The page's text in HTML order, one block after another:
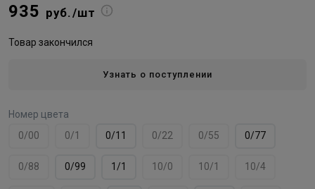
935 руб./шт
Товар закончился
Узнать о поступлении
Номер цвета
0/00
0/1 0/11 0/22 0/55 0/77
0/88 0/99 1/1 10/0 10/1 10/4